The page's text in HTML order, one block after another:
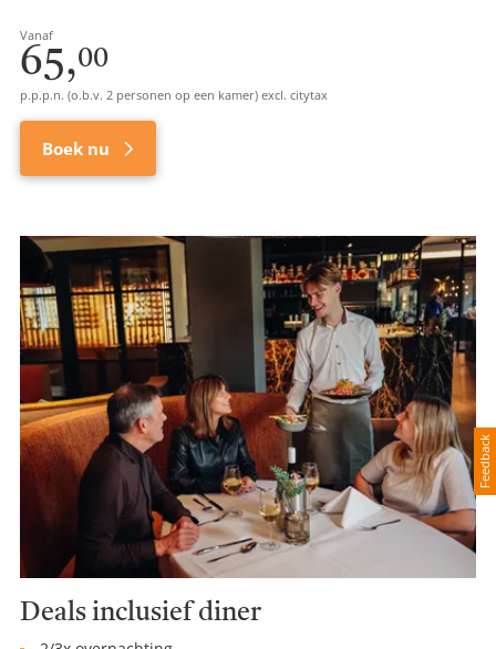
Vanaf
65,00
p.p.p.n. (o.b.v. 2 personen op een kamer) excl. citytax
Boek nu
Deals inclusief diner
Feedback